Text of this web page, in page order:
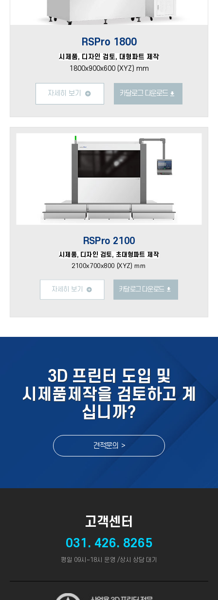
RSPro 1800
시제품, 디자인 검토, 대형파트 제작
1800x900x600 (XYZ) mm
자세히 보기 카달로그 다운로드
RSPro 2100
시제품, 디자인 검토, 초대형파트 제작
2100x700x800 (XYZ) mm
자세히 보기 카달로그 다운로드
3D 프린터 도입 및
시제품제작을 검토하고 계
십니까?
견적문의 >
고객센터
031. 426. 8265
평일 09시~18시 운영 /상시 상담 대기